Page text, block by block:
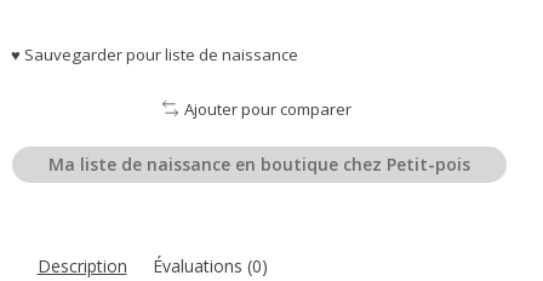
♥ Sauvegarder pour liste de naissance
Ajouter pour comparer
Ma liste de naissance en boutique chez Petit-pois
Description Évaluations (0)